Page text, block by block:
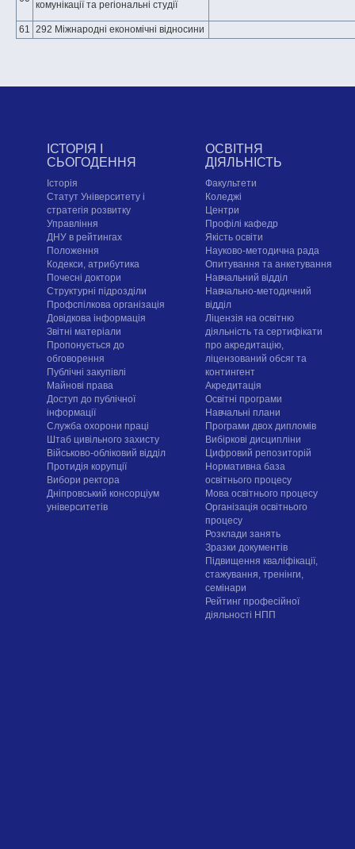
комунікації та регіональні студії
61 292 Міжнародні економічні відносини
ІСТОРІЯ І
СЬОГОДЕННЯ
Історія
Статут Університету і
стратегія розвитку
Управління
ДНУ в рейтингах
Положення
Кодекси, атрибутика
Почесні доктори
Структурні підрозділи
Профспілкова організація
Довідкова інформація
Звітні матеріали
Пропонується до
обговорення
Публічні закупівлі
Майнові права
Доступ до публічної
інформації
Служба охорони праці
Штаб цивільного захисту
Військово-обліковий відділ
Протидія корупції
Вибори ректора
Дніпровський консорціум
університетів
ОСВІТНЯ
ДІЯЛЬНІСТЬ
Факультети
Коледжі
Центри
Профілі кафедр
Якість освіти
Науково-методична рада
Опитування та анкетування
Навчальний відділ
Навчально-методичний
відділ
Ліцензія на освітню
діяльність та сертифікати
про акредитацію,
ліцензований обсяг та
контингент
Акредитація
Освітні програми
Навчальні плани
Програми двох дипломів
Вибіркові дисципліни
Цифровий репозиторій
Нормативна база
освітнього процесу
Мова освітнього процесу
Організація освітнього
процесу
Розклади занять
Зразки документів
Підвищення кваліфікації,
стажування, тренінги,
семінари
Рейтинг професійної
діяльності НПП